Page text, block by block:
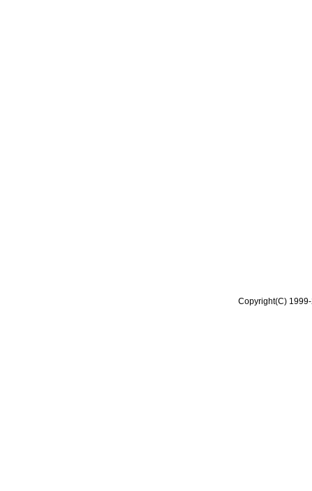
Copyright(C)